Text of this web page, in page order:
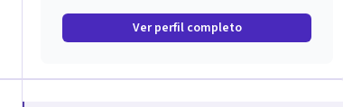
Ver perfil completo